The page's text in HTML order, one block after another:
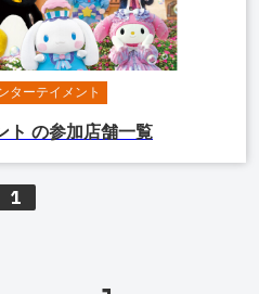
ターテイメント
ト の参加店舗一覧
1